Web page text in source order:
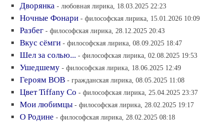
Дворянка - любовная лирика, 18.03.2025 22:23
Ночные Фонари - философская лирика, 15.01.2026 10:09
Разбег - философская лирика, 28.12.2025 20:43
Вкус сёмги - философская лирика, 08.09.2025 18:47
Шел за солью... - философская лирика, 02.08.2025 19:53
Ушедшему - философская лирика, 18.06.2025 12:49
Героям ВОВ - гражданская лирика, 08.05.2025 11:08
Цвет Tiffany Co - философская лирика, 25.04.2025 23:37
Мои любимцы - философская лирика, 28.02.2025 19:17
О Родине - философская лирика, 28.02.2025 08:18